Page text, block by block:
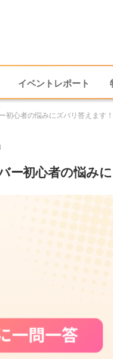
イベントレポート
初心者の悩みにズバリ答えます！
ー初心者の悩み